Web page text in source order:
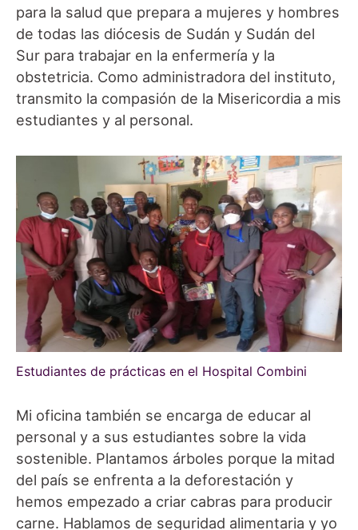
para la salud que prepara a mujeres y hombres
de todas las diócesis de Sudán y Sudán del
Sur para trabajar en la enfermería y la
obstetricia. Como administradora del instituto,
transmito la compasión de la Misericordia a mis
estudiantes y al personal.
Estudiantes de prácticas en el Hospital Combini
Mi oficina también se encarga de educar al
personal y a sus estudiantes sobre la vida
sostenible. Plantamos árboles porque la mitad
del país se enfrenta a la deforestación y
hemos empezado a criar cabras para producir
carne. Hablamos de seguridad alimentaria y yo